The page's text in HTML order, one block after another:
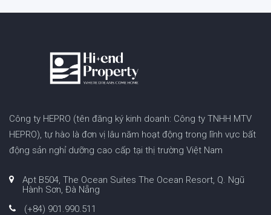
Công ty HEPRO (tên đăng ký kinh doanh: Công ty TNHH MTV
HEPRO), tự hào là đơn vị lâu năm hoạt động trong lĩnh vực bất
động sản nghỉ dưỡng cao cấp tại thị trường Việt Nam
Apt B504, The Ocean Suites The Ocean Resort, Q. Ngũ
Hành Sơn, Đà Nẵng
(+84) 901.990.511